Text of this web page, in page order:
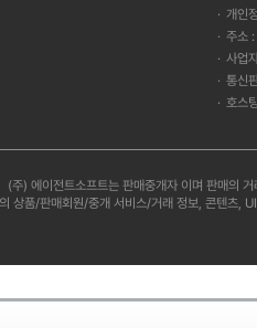
히 디지털공학
해 직접 증명해
동안 근로 장학
어 설치 및 포맷
험 장비의 동작
자의 비전과 성
이터랩과 광고
팔로워 1만 명
개인
주소
사업
통신
호스
(주) 에이전트소프트는 판매중개자 이며 판매의
상품/판매회원/중개 서비스/거래 정보, 콘텐츠,